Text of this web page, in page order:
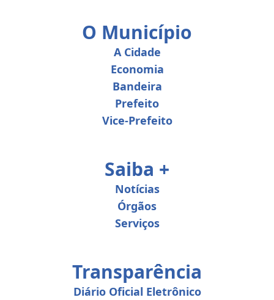
O Município
A Cidade
Economia
Bandeira
Prefeito
Vice-Prefeito
Saiba +
Notícias
Órgãos
Serviços
Transparência
Diário Oficial Eletrônico